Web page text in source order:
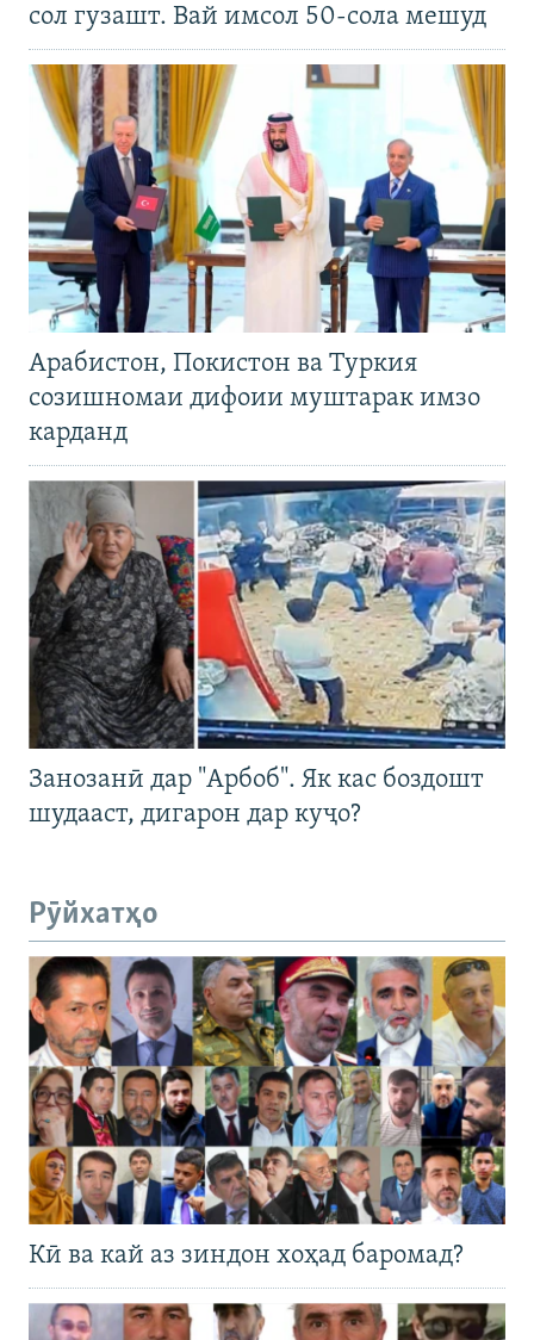
сол гузашт. Вай имсол 50-сола мешуд
Арабистон, Покистон ва Туркия
созишномаи дифоии муштарак имзо
карданд
Занозанӣ дар "Арбоб". Як кас боздошт
шудааст, дигарон дар куҷо?
Рӯйхатҳо
Кӣ ва кай аз зиндон хоҳад баромад?